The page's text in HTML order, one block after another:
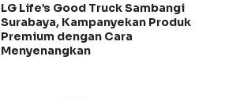
LG Life’s Good Truck Sambangi
Surabaya, Kampanyekan Produk
Premium dengan Cara
Menyenangkan